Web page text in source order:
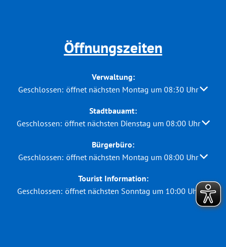
Öffnungszeiten
Verwaltung:
Klicken, um weitere Öffnungs- oder Schließzeiten
Geschlossen: öffnet nächsten Montag um 08:30 Uhr
Stadtbauamt:
Klicken, um weitere Öffnungs- oder Schließzeiten
Geschlossen: öffnet nächsten Dienstag um 08:00 Uhr
Bürgerbüro:
Klicken, um weitere Öffnungs- oder Schließzeiten
Geschlossen: öffnet nächsten Montag um 08:00 Uhr
Tourist Information:
Klicken, um weitere Öffnungs- oder Schließzeiten
Geschlossen: öffnet nächsten Sonntag um 10:00 Uhr